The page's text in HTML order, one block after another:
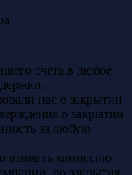
счета в любое
нас о закрытии
о закрытии
за любую
взимать комиссию
до закрытия